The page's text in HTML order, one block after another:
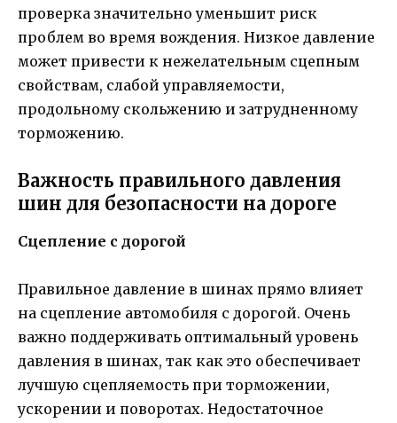
проверка значительно уменьшит риск
проблем во время вождения. Низкое давление
может привести к нежелательным сцепным
свойствам, слабой управляемости,
продольному скольжению и затрудненному
торможению.
Важность правильного давления
шин для безопасности на дороге
Сцепление с дорогой
Правильное давление в шинах прямо влияет
на сцепление автомобиля с дорогой. Очень
важно поддерживать оптимальный уровень
давления в шинах, так как это обеспечивает
лучшую сцепляемость при торможении,
ускорении и поворотах. Недостаточное